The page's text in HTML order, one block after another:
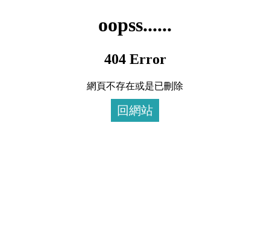
oopss......
404 Error
網頁不存在或是已刪除
回網站